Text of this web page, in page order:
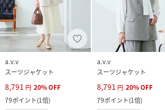
a.v.v
スーツジャケット
8,791 円 20%OFF
79ポイント(1倍)
a.v.v
スーツジャケット
8,791 円 20%OFF
79ポイント(1倍)